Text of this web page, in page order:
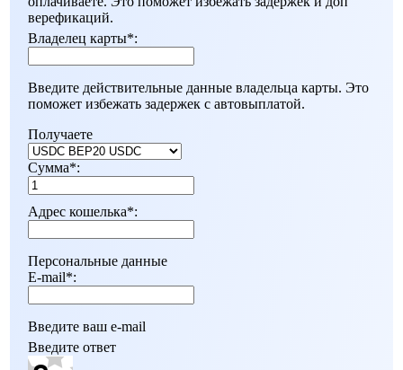
верефикаций.
Владелец карты*:
Введите действительные данные владельца карты. Это
поможет избежать задержек с автовыплатой.
Получаете
Сумма*:
Адрес кошелька*:
Персональные данные
E-mail*:
Введите ваш e-mail
Введите ответ